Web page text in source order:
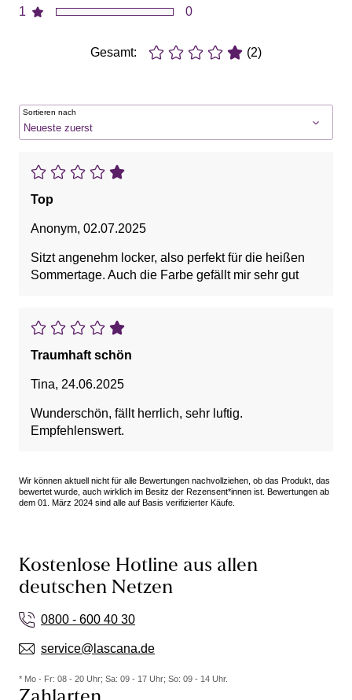
1
0
Gesamt: (2)
Sortieren nach
Top
Anonym, 02.07.2025
Sitzt angenehm locker, also perfekt für die heißen
Sommertage. Auch die Farbe gefällt mir sehr gut
Traumhaft schön
Tina, 24.06.2025
Wunderschön, fällt herrlich, sehr luftig.
Empfehlenswert.
Wir können aktuell nicht für alle Bewertungen nachvollziehen, ob das Produkt, das
bewertet wurde, auch wirklich im Besitz der Rezensent*innen ist. Bewertungen ab
dem 01. März 2024 sind alle auf Basis verifizierter Käufe.
Kostenlose Hotline aus allen
deutschen Netzen
0800 - 600 40 30
service@lascana.de
* Mo - Fr: 08 - 20 Uhr; Sa: 09 - 17 Uhr; So: 09 - 14 Uhr.